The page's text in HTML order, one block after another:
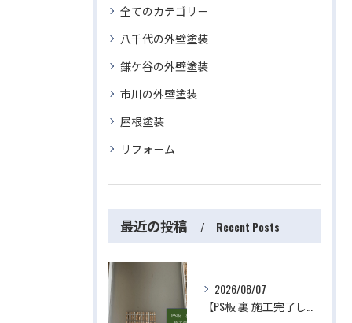
全てのカテゴリー
八千代の外壁塗装
鎌ケ谷の外壁塗装
市川の外壁塗装
屋根塗装
リフォーム
最近の投稿 Recent Posts
2026/08/07
【PS板 裏 施工完了しました】 屋根・外壁塗装・リフォームのことなら株式会社千葉建装へお任せ下さい！